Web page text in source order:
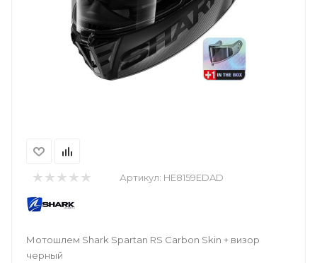
Артикул: HE8159EDAD
Мотошлем Shark Spartan RS Carbon Skin + визор
черный